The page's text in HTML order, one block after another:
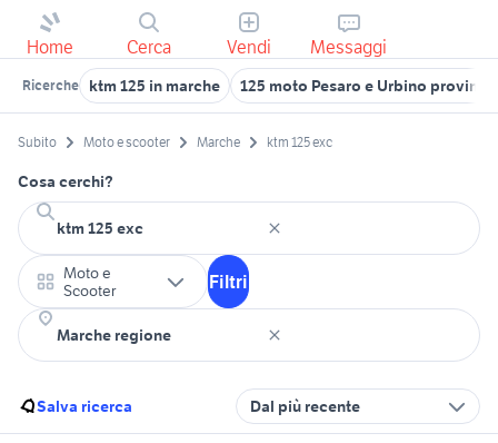
Home Cerca Vendi Messaggi
Ricerche ktm 125 in marche 125 moto Pesaro e Urbino
Subito Moto e scooter Marche ktm 125 exc
Cosa cerchi?
Moto e
Scooter
Filtri
Salva ricerca Dal più recente